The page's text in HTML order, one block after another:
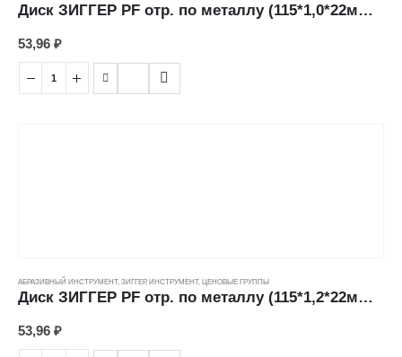
Диск ЗИГГЕР PF отр. по металлу (115*1,0*22мм) ---
53,96 ₽
АБРАЗИВНЫЙ ИНСТРУМЕНТ, ЗИГГЕР, ИНСТРУМЕНТ, ЦЕНОВЫЕ ГРУППЫ
Диск ЗИГГЕР PF отр. по металлу (115*1,2*22мм) ---
53,96 ₽